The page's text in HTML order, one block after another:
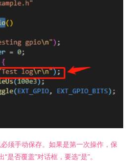
须手动保存。如果是第一次操作，保
是否覆盖”对话框，要选“是”。